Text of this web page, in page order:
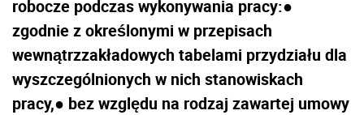
robocze podczas wykonywania pracy:●
zgodnie z określonymi w przepisach
wewnątrzzakładowych tabelami przydziału dla
wyszczególnionych w nich stanowiskach
pracy,● bez względu na rodzaj zawartej umowy